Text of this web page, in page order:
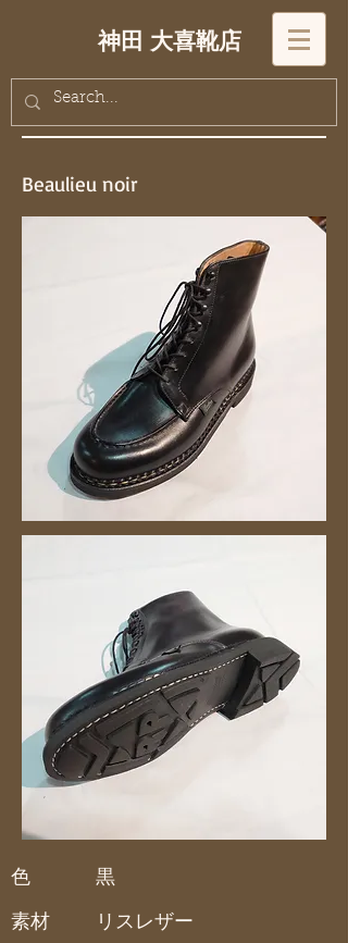
神田 大喜靴店
Beaulieu noir
色
素材
黒
リスレザー